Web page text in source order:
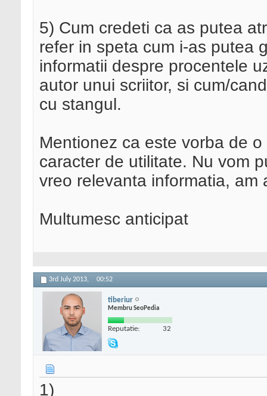
5) Cum credeti ca as putea
refer in speta cum i-as putea
informatii despre procentele
autor unui scriitor, si cum/
cu stangul.
Mentionez ca este vorba de
caracter de utilitate. Nu vom
vreo relevanta informatia,
Multumesc anticipat
3rd July 2013, 00:52
tiberiur
Membru SeoPedia
Reputatie: 32
1)